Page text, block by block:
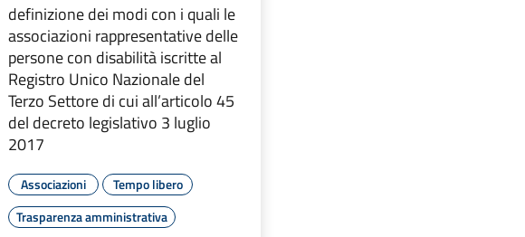
definizione dei modi con i quali le
associazioni rappresentative delle
persone con disabilità iscritte al
Registro Unico Nazionale del
Terzo Settore di cui all’articolo 45
del decreto legislativo 3 luglio
2017
Associazioni
Tempo libero
Trasparenza amministrativa